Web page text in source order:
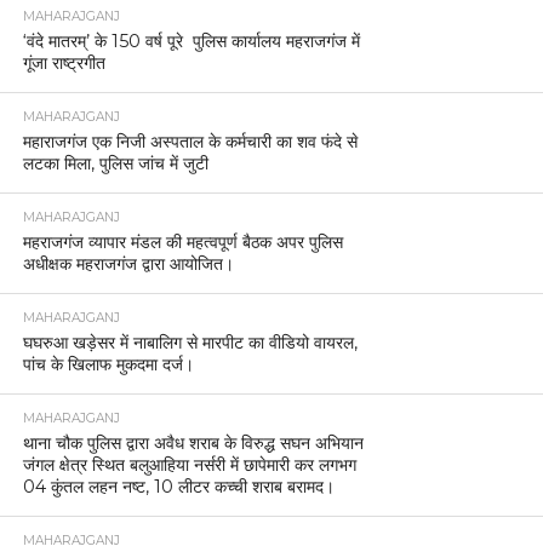
MAHARAJGANJ
‘वंदे मातरम्’ के 150 वर्ष पूरे पुलिस कार्यालय महराजगंज में
गूंजा राष्ट्रगीत
MAHARAJGANJ
महाराजगंज एक निजी अस्पताल के कर्मचारी का शव फंदे से
लटका मिला, पुलिस जांच में जुटी
MAHARAJGANJ
महराजगंज व्यापार मंडल की महत्वपूर्ण बैठक अपर पुलिस
अधीक्षक महराजगंज द्वारा आयोजित।
MAHARAJGANJ
घघरुआ खड़ेसर में नाबालिग से मारपीट का वीडियो वायरल,
पांच के खिलाफ मुकदमा दर्ज।
MAHARAJGANJ
थाना चौक पुलिस द्वारा अवैध शराब के विरुद्ध सघन अभियान
जंगल क्षेत्र स्थित बलुआहिया नर्सरी में छापेमारी कर लगभग
04 कुंतल लहन नष्ट, 10 लीटर कच्ची शराब बरामद।
MAHARAJGANJ